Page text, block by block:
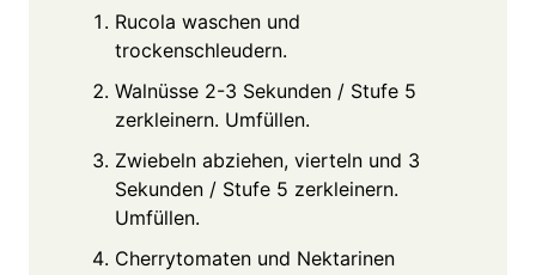
Rucola waschen und
trockenschleudern.
Walnüsse 2-3 Sekunden / Stufe 5
zerkleinern. Umfüllen.
Zwiebeln abziehen, vierteln und 3
Sekunden / Stufe 5 zerkleinern.
Umfüllen.
Cherrytomaten und Nektarinen